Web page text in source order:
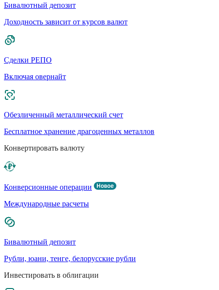
Бивалютный депозит
Доходность зависит от курсов валют
Сделки РЕПО
Включая овернайт
Обезличенный металлический счет
Бесплатное хранение драгоценных металлов
Конвертировать валюту
Конверсионные операции
Международные расчеты
Бивалютный депозит
Рубли, юани, тенге, белорусские рубли
Инвестировать в облигации